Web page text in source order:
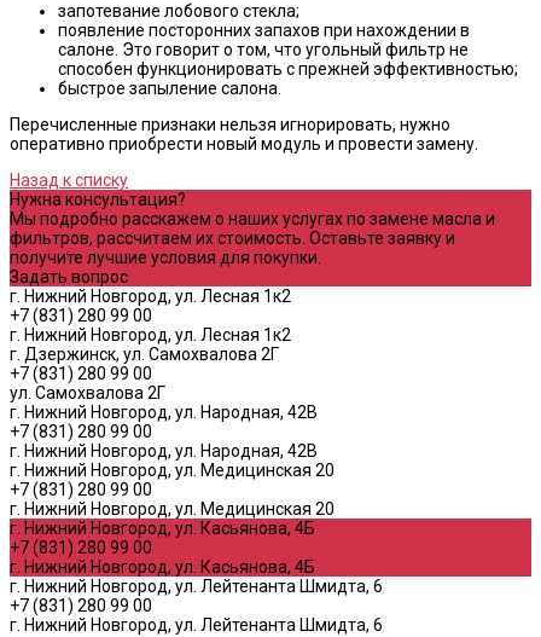
запотевание лобового стекла;
появление посторонних запахов при нахождении в
салоне. Это говорит о том, что угольный фильтр не
способен функционировать с прежней эффективностью;
быстрое запыление салона.
Перечисленные признаки нельзя игнорировать, нужно
оперативно приобрести новый модуль и провести замену.
Назад к списку
Нужна консультация?
Мы подробно расскажем о наших услугах по замене масла и
фильтров, рассчитаем их стоимость. Оставьте заявку и
получите лучшие условия для покупки.
Задать вопрос
г. Нижний Новгород, ул. Лесная 1к2
+7 (831) 280 99 00
г. Нижний Новгород, ул. Лесная 1к2
г. Дзержинск, ул. Самохвалова 2Г
+7 (831) 280 99 00
ул. Самохвалова 2Г
г. Нижний Новгород, ул. Народная, 42В
+7 (831) 280 99 00
г. Нижний Новгород, ул. Народная, 42В
г. Нижний Новгород, ул. Медицинская 20
+7 (831) 280 99 00
г. Нижний Новгород, ул. Медицинская 20
г. Нижний Новгород, ул. Касьянова, 4Б
+7 (831) 280 99 00
г. Нижний Новгород, ул. Касьянова, 4Б
г. Нижний Новгород, ул. Лейтенанта Шмидта, 6
+7 (831) 280 99 00
г. Нижний Новгород, ул. Лейтенанта Шмидта, 6